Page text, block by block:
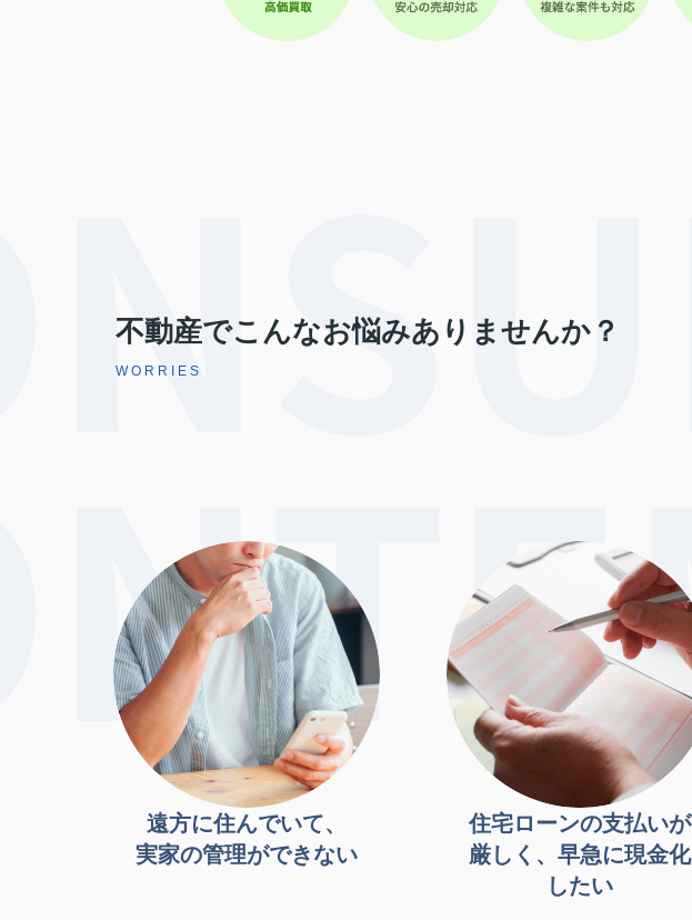
不動産でこんなお悩みありませんか？
WORRIES
遠方に住んでいて、
実家の管理ができない
住宅ローンの支払いが
厳しく、早急に現金化
したい